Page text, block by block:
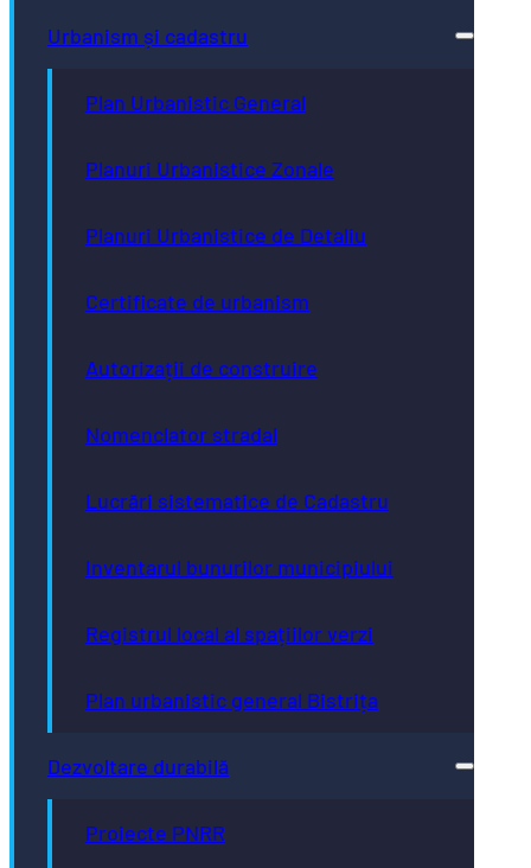
Urbanism și cadastru
Plan Urbanistic General
Planuri Urbanistice Zonale
Planuri Urbanistice de Detaliu
Certificate de urbanism
Autorizații de construire
Nomenclator stradal
Lucrări sistematice de Cadastru
Inventarul bunurilor municipiului
Registrul local al spațiilor verzi
Plan urbanistic general Bistrița
Dezvoltare durabilă
Proiecte PNRR
Piaţa Centrală nr.6 Bistriţa, 420040
Viceprimari
0263-230613
0263-236437
Secretarul Municipiului
Arhitect Șef
0263-223923